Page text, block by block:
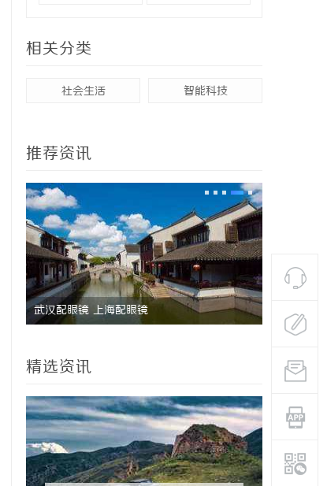
相关分类
社会生活 智能科技
推荐资讯
武汉配眼镜 上海配眼镜 武汉配眼
精选资讯